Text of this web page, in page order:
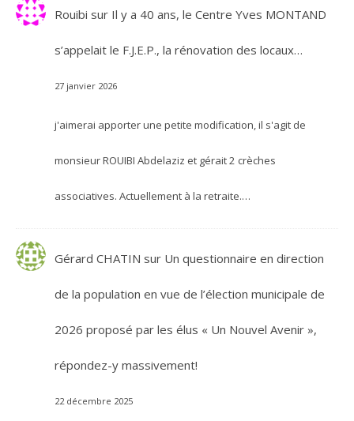
Rouibi sur Il y a 40 ans, le Centre Yves MONTAND
s’appelait le F.J.E.P., la rénovation des locaux…
27 janvier 2026
j'aimerai apporter une petite modification, il s'agit de
monsieur ROUIBI Abdelaziz et gérait 2 crèches
associatives. Actuellement à la retraite.…
Gérard CHATIN sur Un questionnaire en direction
de la population en vue de l’élection municipale de
2026 proposé par les élus « Un Nouvel Avenir »,
répondez-y massivement!
22 décembre 2025